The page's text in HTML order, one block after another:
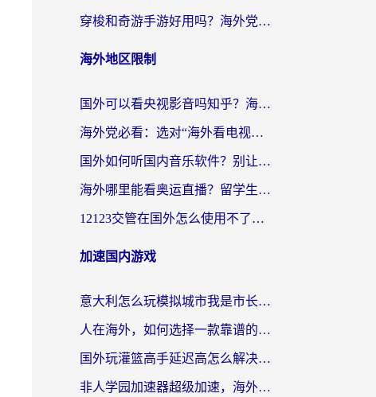
穿梭和奇游手游好用吗？海外党亲测3款回国加速器，附蜜蜂加速器七天试用攻略
海外地区限制
国外可以看央视影音吗知乎？海外党亲测有效的回国加速方案
海外党必看：选对“海外看电视剧软件”，再也不用愁国内剧刷不了
国外如何听国内音乐软件？别让地域限制，断了你的中文歌单
海外哪里能看奥运直播？留学生&海外华人必看的体育赛事观赛终极指南
12123交管在国外怎么使用不了？海外华人必看的无缝访问国内资源指南
加速国内游戏
意大利怎么玩模拟城市我是市长？海外党国服游戏加速终极攻略（附三国3量子特攻解决办法）
人在海外，如何选择一款靠谱的玩剑灵2加速器？
国外玩灌篮高手延迟高怎么解决？海外玩家国服游戏加速终极指南
非人学园加速器超级加速，海外玩家重返国服的通行证